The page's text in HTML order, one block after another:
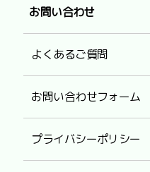
お問い合わせ
よくあるご質問
お問い合わせフォーム
プライバシーポリシー